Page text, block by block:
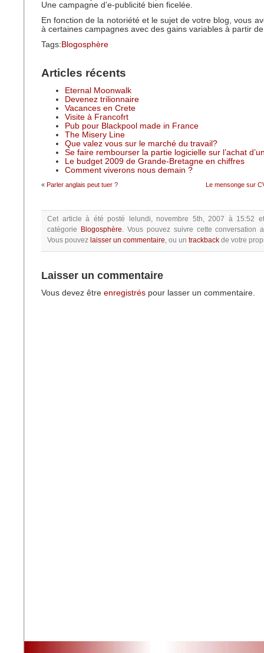
Une campagne d’e-publicité bien ficelée.
En fonction de la notoriété et le sujet de votre blog, vous
à certaines campagnes avec des gains variables à partir
Tags: Blogosphère
Articles récents
Eternal Moonwalk
Devenez trilionnaire
Vacances en Crete
Visite à Francofrt
Pub pour Blackpool made in France
The Misery Line
Que valez vous sur le marché du travail?
Se faire rembourser la partie logicielle sur l’achat
Le budget 2009 de Grande-Bretagne en chiffres
Comment viverons nous demain ?
« Parler anglais peut tuer ? Le mensonge sur
Cet article à été posté lelundi, novembre 5th, 2007 à 15:52
catégorie
Blogosphère. Vous pouvez suivre cette conversation
Vous pouvez laisser un commentaire, ou un trackback de votre
Laisser un commentaire
Vous devez être enregistrés pour lasser un commentaire.